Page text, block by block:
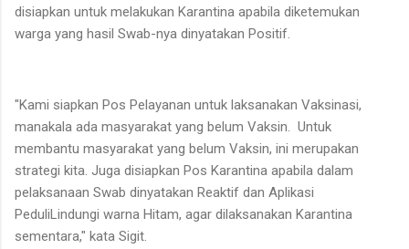
disiapkan untuk melakukan Karantina apabila diketemukan
warga yang hasil Swab-nya dinyatakan Positif.
"Kami siapkan Pos Pelayanan untuk laksanakan Vaksinasi,
manakala ada masyarakat yang belum Vaksin. Untuk
membantu masyarakat yang belum Vaksin, ini merupakan
strategi kita. Juga disiapkan Pos Karantina apabila dalam
pelaksanaan Swab dinyatakan Reaktif dan Aplikasi
PeduliLindungi warna Hitam, agar dilaksanakan Karantina
sementara," kata Sigit.